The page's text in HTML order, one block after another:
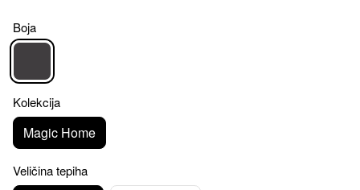
Boja
Kolekcija
Magic Home
Veličina tepiha